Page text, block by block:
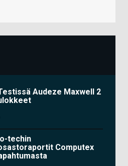
Audeze Maxwell 2
techin
Computex